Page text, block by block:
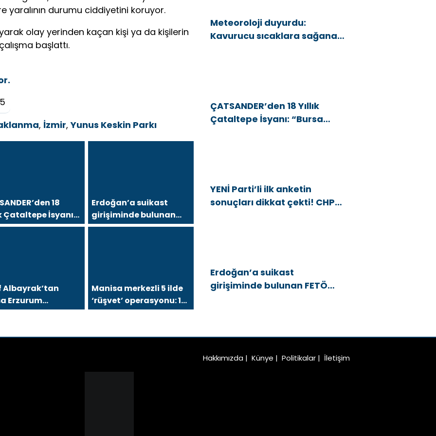
yaralının durumu ciddiyetini koruyor.
olay yerinden kaçan kişi ya da kişilerin
başlattı.
, İzmir,Yunus Keskin Parkı
18
Çataltepe İsyanı:
Esnafını Kim 18
Erdoğan’a suikast
girişiminde bulunan
FETÖ üyesi yakalandı
Albayrak’tan
Erzurum
Federasyonu
“Daha Güçlü,
Manisa merkezli 5 ilde
‘rüşvet’ operasyonu: 12
şüpheli gözaltında!
Meteoroloji duyurdu:
Kavurucu sıcaklara sağanak
ÇATSANDER’den 18 Yıllık
Çataltepe İsyanı: “Bursa
YENİ Parti’li ilk anketin
sonuçları dikkat çekti! CHP
Erdoğan’a suikast
girişiminde bulunan FETÖ
Hakkımızda | Künye | Politikalar | İletişim